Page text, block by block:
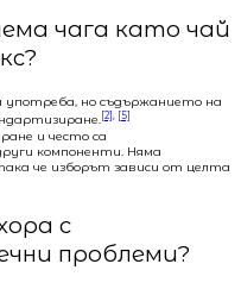
чага като чай
но съдържанието на
[2], [5]
и често са
компоненти. Няма
че изборът зависи от целта
с
проблеми?